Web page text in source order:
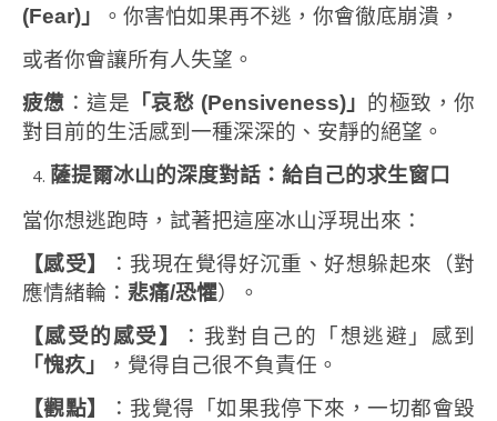
(Fear) 」
。你害怕如果再不逃，你會徹底崩潰，
或者你會讓所有人失望。
疲憊 ：這是 「哀愁 (Pensiveness)」 的極致，你
對目前的生活感到一種深深的、安靜的絕望。
薩提爾冰山的深度對話：給自己的求生窗口
當你想逃跑時，試著把這座冰山浮現出來：
【感受】
：我現在覺得好沉重、好想躲起來（對
應情緒輪： 悲痛/恐懼）。
【感受的感受】
：我對自己的「想逃避」感到
「愧疚」
，覺得自己很不負責任。
【觀點】
：我覺得「如果我停下來，一切都會毀